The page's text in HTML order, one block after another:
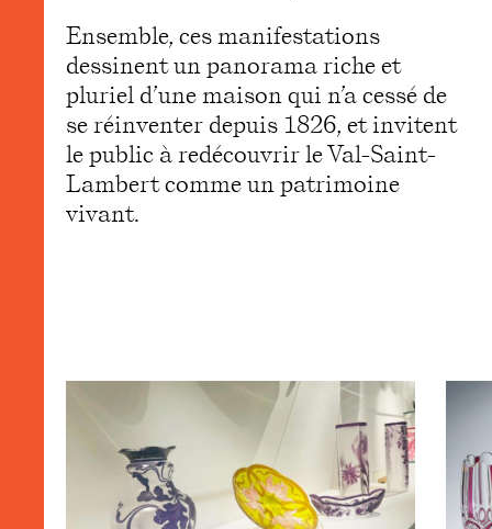
Ensemble, ces manifestations
dessinent un panorama riche et
pluriel d’une maison qui n’a cessé de
se réinventer depuis 1826, et invitent
le public à redécouvrir le Val-Saint-
Lambert comme un patrimoine
vivant.